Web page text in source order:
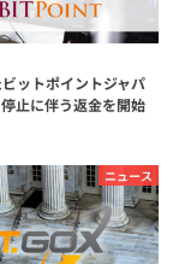
ットポイントジャパ
止に伴う返金を開始
ニュース